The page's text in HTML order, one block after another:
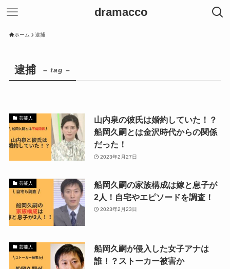
dramacco
ホーム 逮捕
逮捕 – tag –
芸能人
山内泉の彼氏は婚約していた！？
船岡久嗣とは金沢時代からの関係
だった！
2023年2月27日
芸能人
船岡久嗣の家族構成は嫁と息子が
2人！自宅やエピソードを調査！
2023年2月23日
芸能人
船岡久嗣が侵入した女子アナは
誰！？ストーカー被害か